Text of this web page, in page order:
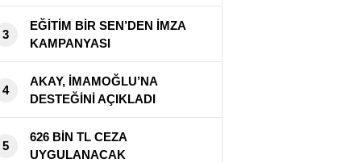
CADDEYİ KAPATTI”
3
EĞİTİM BİR SEN’DEN İMZA
KAMPANYASI
4
AKAY, İMAMOĞLU’NA
DESTEĞİNİ AÇIKLADI
5
626 BİN TL CEZA
UYGULANACAK